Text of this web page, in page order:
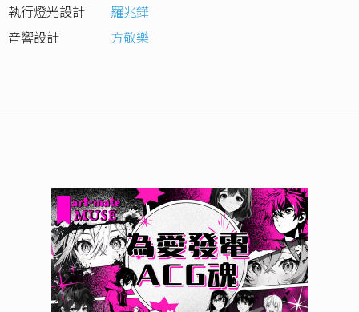
執行燈光設計
羅兆鏵
音響設計
方敬樂